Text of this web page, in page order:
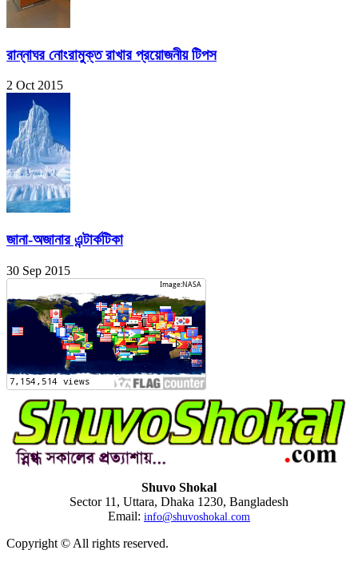
রান্নাঘর নোংরামুক্ত রাখার প্রয়োজনীয় টিপস
2 Oct 2015
জানা-অজানার এন্টার্কটিকা
30 Sep 2015
Shuvo Shokal
Sector 11, Uttara, Dhaka 1230, Bangladesh
Email: info@shuvoshokal.com
Copyright © All rights reserved.